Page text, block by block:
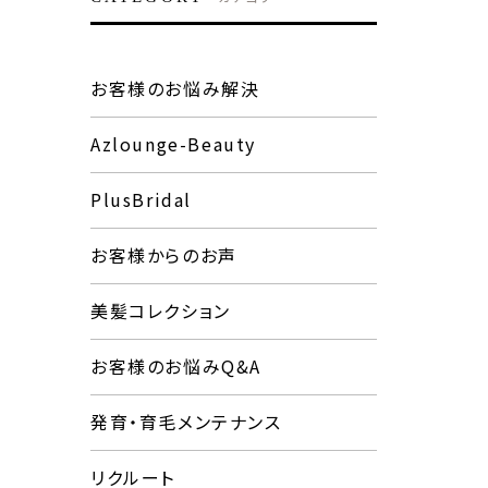
お客様のお悩み解決
Azlounge-Beauty
PlusBridal
お客様からのお声
美髪コレクション
お客様のお悩みQ&A
発育・育毛メンテナンス
リクルート